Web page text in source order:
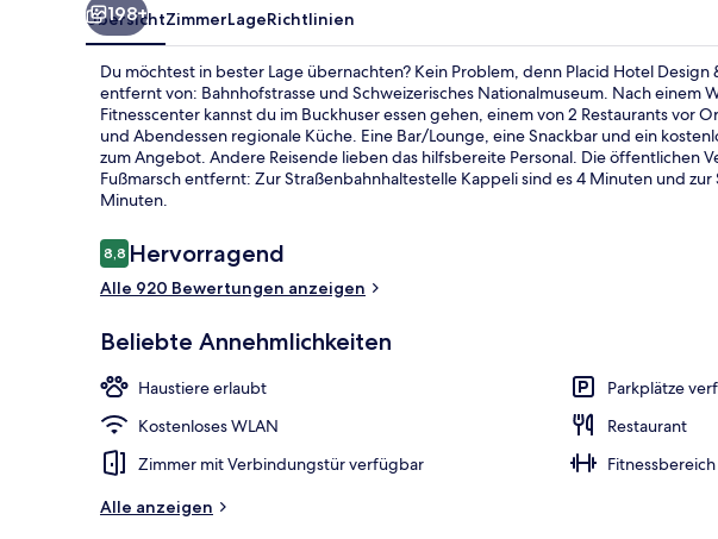
198+
ÜbersichtZimmerLageRichtlinien
Du möchtest in bester Lage übernachten? Kein Problem, denn Placid Hotel
entfernt von: Bahnhofstrasse und Schweizerisches Nationalmuseum. Nach einem
Fitnesscenter kannst du im Buckhuser essen gehen, einem von 2 Restaurants vor
und Abendessen regionale Küche. Eine Bar/Lounge, eine Snackbar und ein
zum Angebot. Andere Reisende lieben das hilfsbereite Personal. Die öffentlichen
Fußmarsch entfernt: Zur Straßenbahnhaltestelle Kappeli sind es 4 Minuten und
Minuten.
Bewertungen
8,88,8 von 10.
Hervorragend
Alle 920 Bewertungen anzeigen
Beliebte Annehmlichkeiten
Haustiere erlaubt
Parkplätze
Kostenloses WLAN
Restaurant
Zimmer mit Verbindungstür verfügbar
Fitnessbereich
Alle anzeigen